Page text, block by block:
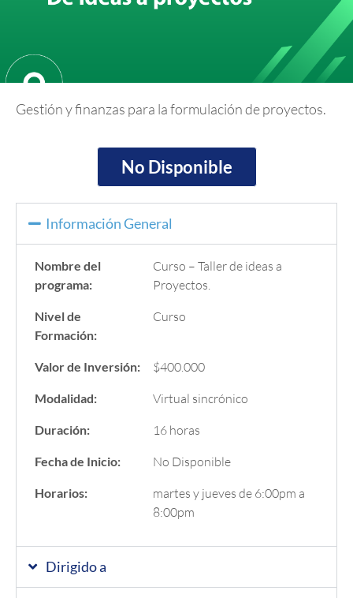
Gestión y finanzas para la formulación de proyectos.
No Disponible
Información General
Nombre del
programa:
Curso – Taller de ideas a
Proyectos.
Nivel de
Formación:
Curso
Valor de Inversión: $400.000
Modalidad: Virtual sincrónico
Duración: 16 horas
Fecha de Inicio: No Disponible
Horarios:
martes y jueves de 6:00pm a
8:00pm
Dirigido a